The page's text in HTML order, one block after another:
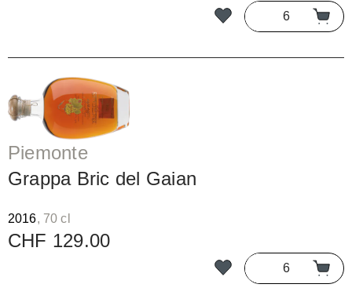
Piemonte
Grappa Bric del Gaian
2016, 70 cl
CHF 129.00